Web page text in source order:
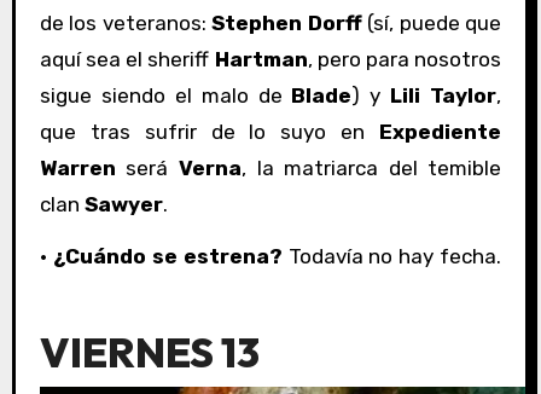
de los veteranos:Stephen Dorff(sí, puede que
aquí sea el sheriff Hartman, pero para nosotros
sigue siendo el malo de Blade) y Lili Taylor,
que tras sufrir de lo suyo en Expediente
Warren será Verna, la matriarca del temible
clan Sawyer.
· ¿Cuándo se estrena? Todavía no hay fecha.
VIERNES 13